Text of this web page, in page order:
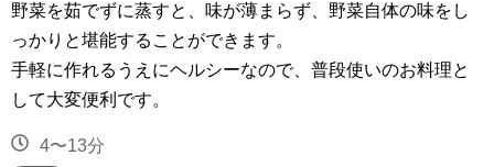
野菜を茹でずに蒸すと、味が薄まらず、野菜自体の味をし
っかりと堪能することができます。
手軽に作れるうえにヘルシーなので、普段使いのお料理と
して大変便利です。
4〜13分